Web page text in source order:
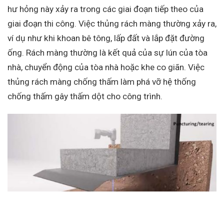
hư hỏng này xảy ra trong các giai đoạn tiếp theo của
giai đoạn thi công. Việc thủng rách màng thường xảy ra,
ví dụ như khi khoan bê tông, lấp đất và lắp đặt đường
ống. Rách màng thường là kết quả của sự lún của tòa
nhà, chuyển động của tòa nhà hoặc khe co giãn. Việc
thủng rách màng chống thấm làm phá vỡ hệ thống
chống thấm gây thấm dột cho công trình.